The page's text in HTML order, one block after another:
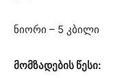
ნიორი – 5 კბილი
მომზადების წესი: